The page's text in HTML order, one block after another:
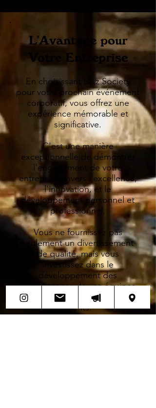
L'Avantage pour
Votre Entreprise
En choisissant Blitz Society
pour votre prochain événement
corporatif, vous offrez une
expérience mémorable et
significative.
C'est une manière
exceptionnelle de démontrer
l'engagement de votre
entreprise envers l'excellence,
l'innovation, et le
développement personnel et
professionnel.
Vous ne fournissez pas
seulement un divertissement
de qualité, mais vous
investissez dans le
développement des
compétences de vos équipes
et dans la satisfaction de vos
clients.